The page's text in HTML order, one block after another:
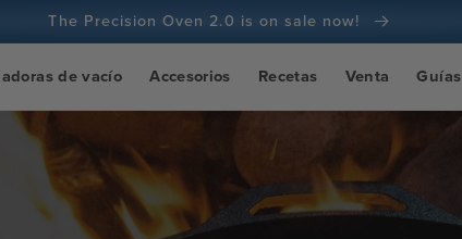
The Precision Oven 2.0 is on sale now!
Más de 100 millones de cocineros y subiendo
de vacío Accesorios Recetas Venta Guías